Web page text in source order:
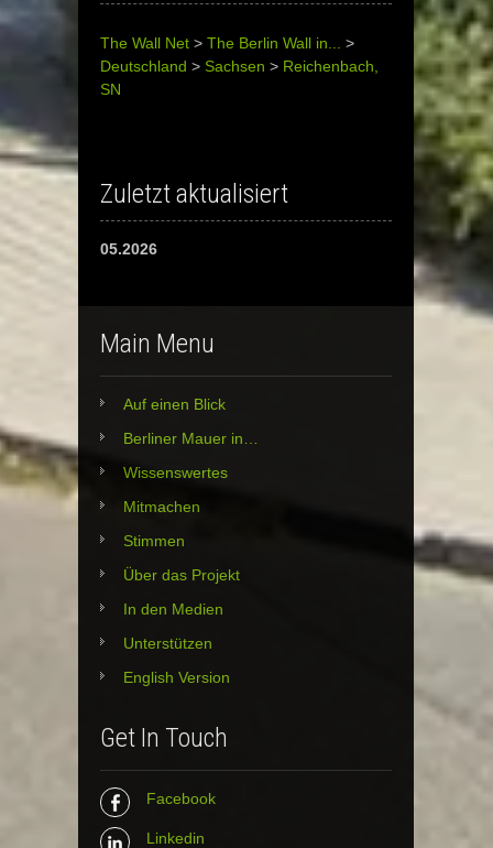
The Wall Net > The Berlin Wall in...
>
Deutschland > Sachsen > Reichenbach,
SN
Zuletzt aktualisiert
05.2026
Main Menu
Auf einen Blick
Berliner Mauer in…
Wissenswertes
Mitmachen
Stimmen
Über das Projekt
In den Medien
Unterstützen
English Version
Get In Touch
Facebook
Linkedin